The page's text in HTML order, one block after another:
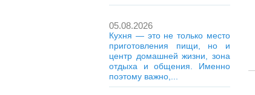
05.08.2026
Кухня — это не только место
приготовления пищи, но и
центр домашней жизни, зона
отдыха и общения. Именно
поэтому важно,...